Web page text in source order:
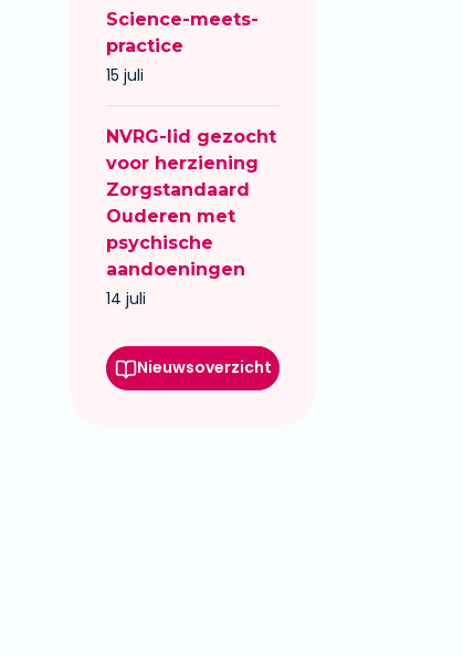
Science-meets-
practice
15 juli
NVRG-lid gezocht
voor herziening
Zorgstandaard
Ouderen met
psychische
aandoeningen
14 juli
Nieuwsoverzicht